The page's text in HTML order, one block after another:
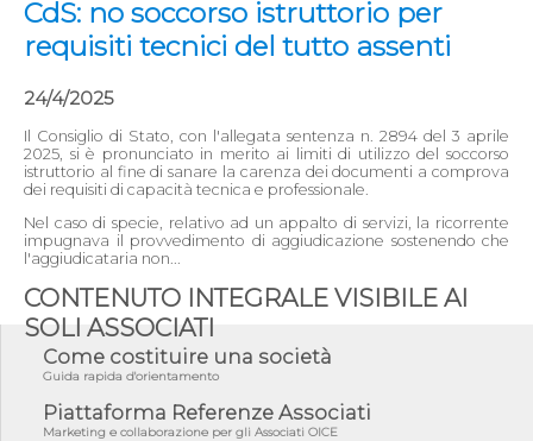
CdS: no soccorso istruttorio per
requisiti tecnici del tutto assenti
24/4/2025
Il Consiglio di Stato, con l'allegata sentenza n. 2894 del 3 aprile
2025, si è pronunciato in merito ai limiti di utilizzo del soccorso
istruttorio al fine di sanare la carenza dei documenti a comprova
dei requisiti di capacità tecnica e professionale.
Nel caso di specie, relativo ad un appalto di servizi, la ricorrente
impugnava il provvedimento di aggiudicazione sostenendo che
l'aggiudicataria non...
CONTENUTO INTEGRALE VISIBILE AI
SOLI ASSOCIATI
Come costituire una società
Guida rapida d'orientamento
Piattaforma Referenze Associati
Marketing e collaborazione per gli Associati OICE